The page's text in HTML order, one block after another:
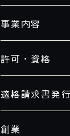
事業内容
許可・資格
適格請求書発
創業